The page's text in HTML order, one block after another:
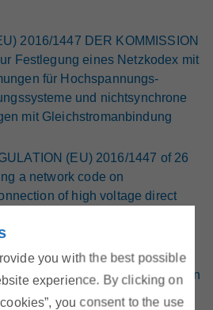
you with the best possible
experience. By clicking on
you consent to the use
2016/1447 DER KOMMISSION
Festlegung eines Netzkodex mit
für Hochspannungs-
und nichtsynchrone
mit Gleichstromanbindung
(EU) 2016/1447 of 26
a network code on
of high voltage direct
current-connected power park
zum HVDC Network Code von